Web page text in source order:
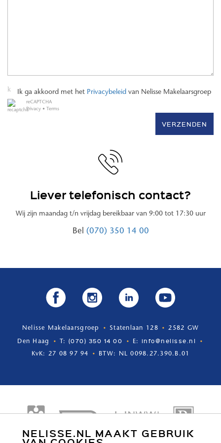
NELISSE.NL MAAKT GEBRUIK
Ik ga akkoord met het Privacybeleid van Nelisse Makelaarsgroep
reCAPTCHA
Privacy • Terms
VERZENDEN
Liever telefonisch contact?
Wij zijn maandag t/n vrijdag bereikbaar van 9:00 tot 17:30 uur
Bel (070) 350 14 00
Nelisse Makelaarsgroep Statenlaan 128 2582 GW
Den Haag T: (070) 350 14 00 E: info@nelisse.nl
KvK: 27 08 97 94 BTW: NL 0098.27.390.B.01